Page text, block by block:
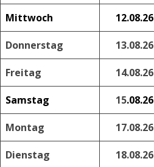
Mittwoch 12.08.26
Donnerstag 13.08.26
Freitag 14.08.26
Samstag 15.08.26
Montag 17.08.26
Dienstag 18.08.26